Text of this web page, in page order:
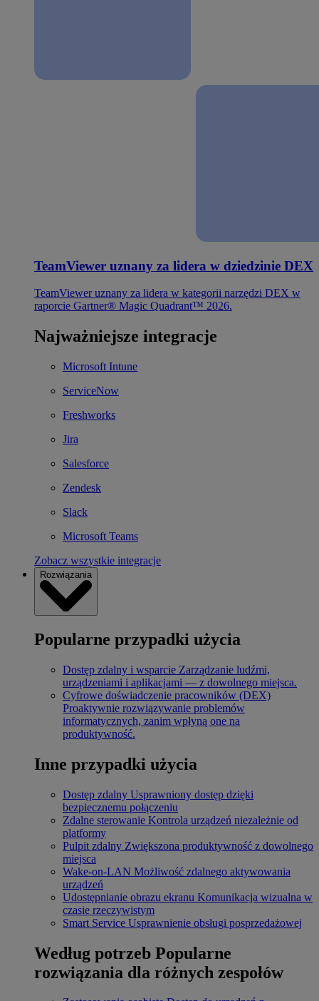
TeamViewer uznany za lidera w dziedzinie DEX
TeamViewer uznany za lidera w kategorii narzędzi DEX w
raporcie Gartner® Magic Quadrant™ 2026.
Najważniejsze integracje
Microsoft Intune
ServiceNow
Freshworks
Jira
Salesforce
Zendesk
Slack
Microsoft Teams
Zobacz wszystkie integracje
Rozwiązania
Popularne przypadki użycia
Dostęp zdalny i wsparcie Zarządzanie ludźmi,
urządzeniami i aplikacjami — z dowolnego miejsca.
Cyfrowe doświadczenie pracowników (DEX)
Proaktywnie rozwiązywanie problemów
informatycznych, zanim wpłyną one na
produktywność.
Inne przypadki użycia
Dostęp zdalny Usprawniony dostęp dzięki
bezpiecznemu połączeniu
Zdalne sterowanie Kontrola urządzeń niezależnie od
platformy
Pulpit zdalny Zwiększona produktywność z dowolnego
miejsca
Wake-on-LAN Możliwość zdalnego aktywowania
urządzeń
Udostępnianie obrazu ekranu Komunikacja wizualna w
czasie rzeczywistym
Smart Service Usprawnienie obsługi posprzedażowej
Według potrzeb Popularne
rozwiązania dla różnych zespołów